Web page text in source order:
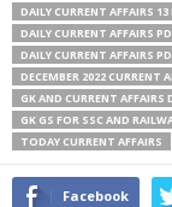
DAILY CURRENT AFFAIRS 13
DAILY CURRENT AFFAIRS
DAILY CURRENT AFFAIRS
DECEMBER 2022 CURRENT
GK AND CURRENT AFFAIRS
GK GS FOR SSC AND
TODAY CURRENT AFFAIRS
Facebook